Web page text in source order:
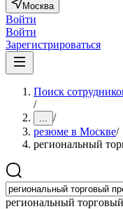
Москва
Войти
Войти
Зарегистрироваться
Поиск
/
... /
резюме в Москве/
региональный
региональный